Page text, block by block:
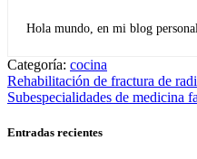
Hola mundo, en mi blog
Categoría: cocina
Navegación
de
entradas
Entrada
anterior:
Rehabilitación de fractura de
Entrada
Subespecialidades de medicina
Entradas recientes